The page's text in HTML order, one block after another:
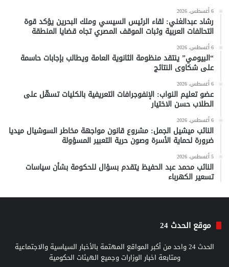
6 أغسطس، 2026
رشاد عبدالغني: لقاء الرئيس السيسي وملك البحرين يؤكد قوة
التحالفات العربية وثبات الموقف المصري تجاه قضايا المنطقة
6 أغسطس، 2026
“البيومي” ينتقد منظومة الثانوية العامة ويطالب بإجابات حاسمة
على شكاوى النتائج
6 أغسطس، 2026
عضو تعليم النواب: الإنفوجرافات التعريفية بالكليات تسهّل على
الطلاب حسن الاختيار
6 أغسطس، 2026
النائب ميشيل الجمل: مشروع قانون مواجهة مخاطر السوشيال ميديا
ضرورة لحماية الأسرة وصون حرية التعبير المسؤولة
5 أغسطس، 2026
النائب محمد عبد الحفيظ يتقدم بسؤال للحكومة بشأن سياسات
تسعير الكهرباء
موقع الحدث 24
الحدث 24 واحد من أكبر المواقع المهتمة بالأخبار السياسية والاجتماعية
ومتابعة اخبار الوزارات وجميع الهيئات الحكومية